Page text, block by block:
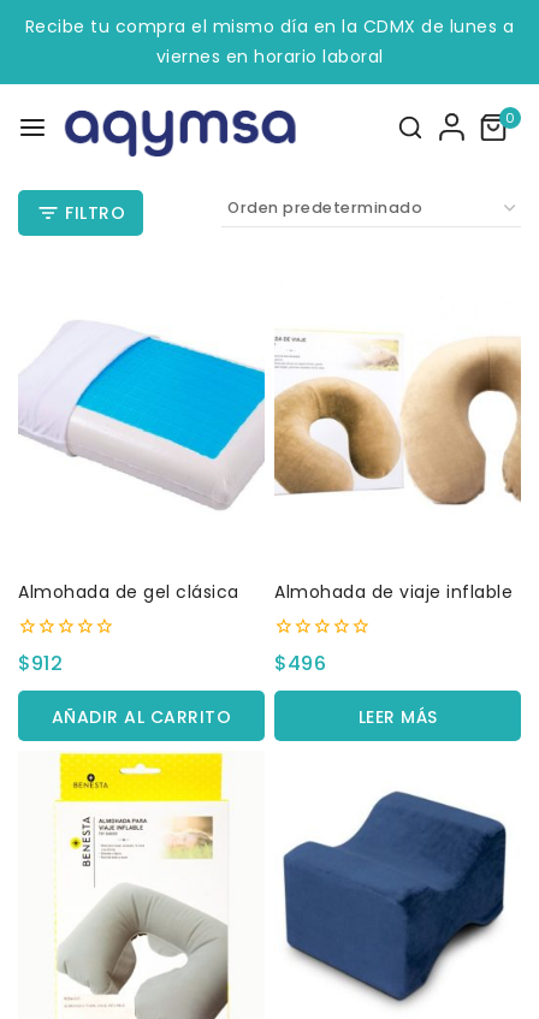
Recibe tu compra el mismo día en la CDMX de lunes a
viernes en horario laboral
0
FILTRO
Almohada de gel clásica
0
fuera
de
$912
AÑADIR AL CARRITO
Almohada de viaje inflable
0
fuera
de
$496
LEER MÁS